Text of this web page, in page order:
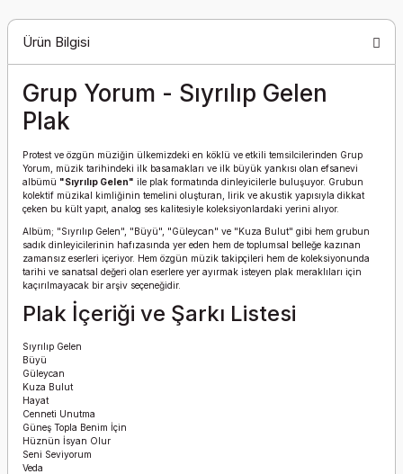
Ürün Bilgisi
Grup Yorum - Sıyrılıp Gelen
Plak
Protest ve özgün müziğin ülkemizdeki en köklü ve etkili temsilcilerinden Grup
Yorum, müzik tarihindeki ilk basamakları ve ilk büyük yankısı olan efsanevi
albümü "Sıyrılıp Gelen" ile plak formatında dinleyicilerle buluşuyor. Grubun
kolektif müzikal kimliğinin temelini oluşturan, lirik ve akustik yapısıyla dikkat
çeken bu kült yapıt, analog ses kalitesiyle koleksiyonlardaki yerini alıyor.
Albüm; "Sıyrılıp Gelen", "Büyü", "Güleycan" ve "Kuza Bulut" gibi hem grubun
sadık dinleyicilerinin hafızasında yer eden hem de toplumsal belleğe kazınan
zamansız eserleri içeriyor. Hem özgün müzik takipçileri hem de koleksiyonunda
tarihi ve sanatsal değeri olan eserlere yer ayırmak isteyen plak meraklıları için
kaçırılmayacak bir arşiv seçeneğidir.
Plak İçeriği ve Şarkı Listesi
Sıyrılıp Gelen
Büyü
Güleycan
Kuza Bulut
Hayat
Cenneti Unutma
Güneş Topla Benim İçin
Hüznün İsyan Olur
Seni Seviyorum
Veda